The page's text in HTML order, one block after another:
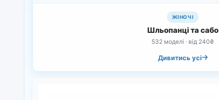
ЖІНОЧІ
Шльопанці та сабо
532 моделі · від 240₴
Дивитись усі